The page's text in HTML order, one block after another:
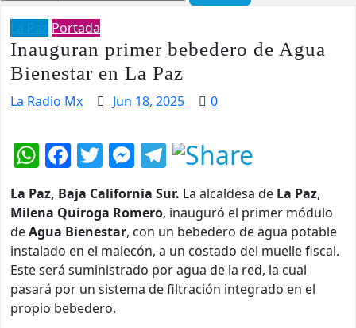
Portada
Inauguran primer bebedero de Agua
Bienestar en La Paz
La Radio Mx Jun 18, 2025 0
WhatsApp
Facebook
Twitter
Messenger
Telegram
La Paz, Baja California Sur. La alcaldesa de La Paz,
Milena Quiroga Romero, inauguró el primer módulo
deAgua Bienestar, con un bebedero de agua potable
instalado en el malecón, a un costado del muelle fiscal.
Este será suministrado por agua de la red, la cual
pasará por un sistema de filtración integrado en el
propio bebedero.